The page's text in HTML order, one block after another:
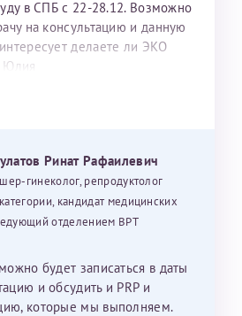
в СПБ с 22-28.12. Возможно
на консультацию и данную
делаете ли ЭКО
Юлия
Ринат Рафаилевич
гинеколог, репродуктолог
кандидат медицинских
отделением ВРТ
будет записаться в даты
и обсудить и PRP и
которые мы выполняем.